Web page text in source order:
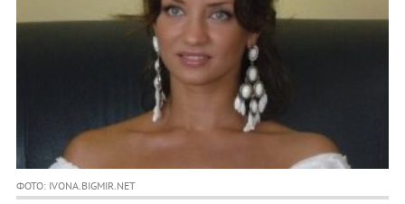
ФОТО: IVONA.BIGMIR.NET